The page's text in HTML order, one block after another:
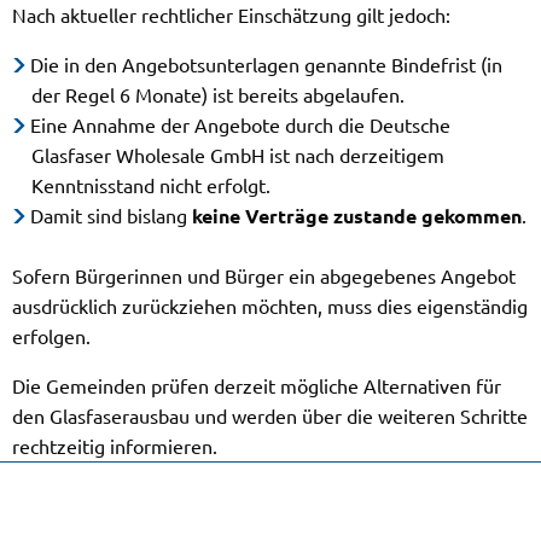
Nach aktueller rechtlicher Einschätzung gilt jedoch:
Die in den Angebotsunterlagen genannte Bindefrist (in
der Regel 6 Monate) ist bereits abgelaufen.
Eine Annahme der Angebote durch die Deutsche
Glasfaser Wholesale GmbH ist nach derzeitigem
Kenntnisstand nicht erfolgt.
Damit sind bislang keine Verträge zustande gekommen
Sofern Bürgerinnen und Bürger ein abgegebenes Angebot
ausdrücklich zurückziehen möchten, muss dies eigenständig
erfolgen.
Die Gemeinden prüfen derzeit mögliche Alternativen für
den Glasfaserausbau und werden über die weiteren Schritte
rechtzeitig informieren.